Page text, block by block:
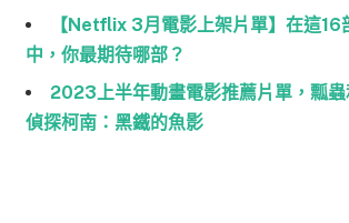
【Netflix 3月電影上架片單】在這16
中，你最期待哪部？
2023上半年動畫電影推薦片單，瓢
偵探柯南：黑鐵的魚影